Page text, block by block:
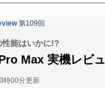
第109回
能はいかに!?
Max 実機レビ
時00分更新